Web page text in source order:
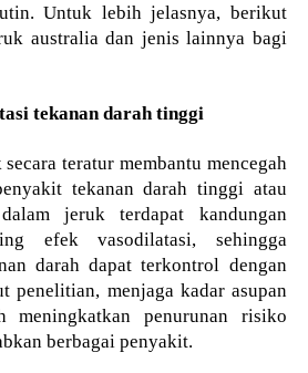
Untuk lebih jelasnya, berikut
australia dan jenis lainnya bagi
tekanan darah tinggi
teratur membantu mencegah
tekanan darah tinggi atau
jeruk terdapat kandungan
efek vasodilatasi, sehingga
darah dapat terkontrol dengan
penelitian, menjaga kadar asupan
meningkatkan penurunan risiko
berbagai penyakit.